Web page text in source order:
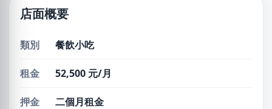
店面概要
類別 餐飲小吃
租金 52,500 元/月
押金 二個月租金